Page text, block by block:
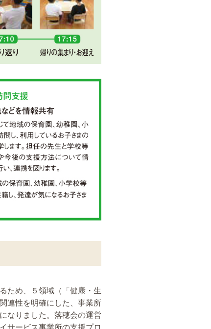
ため、５領域（「健康・生
連性を明確にした、事業所
なりました。落穂会の運営
サービス事業所の支援プロ